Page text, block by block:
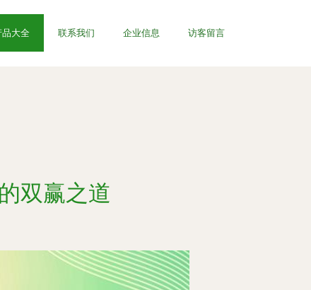
品大全 联系我们 企业信息 访客留言
双赢之道